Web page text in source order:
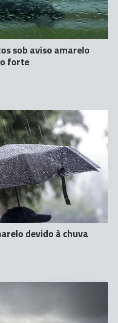
sob aviso amarelo
forte
devido à chuva